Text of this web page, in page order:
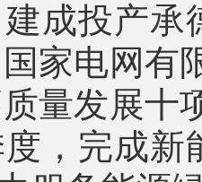
成投产承
家电网有
量发展十
，完成新